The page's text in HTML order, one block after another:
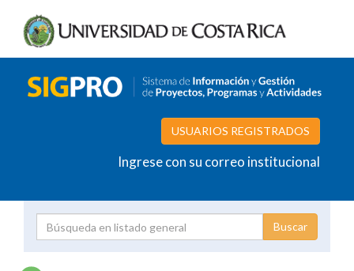
USUARIOS REGISTRADOS
Ingrese con su correo institucional